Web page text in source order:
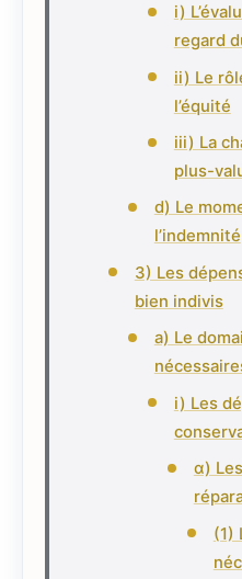
i)
regard
ii) Le
l’équité
iii) La
plus-
d) Le
l’indemnité
3) Les
bien indivis
a) Le
i) Les
α)
(1)